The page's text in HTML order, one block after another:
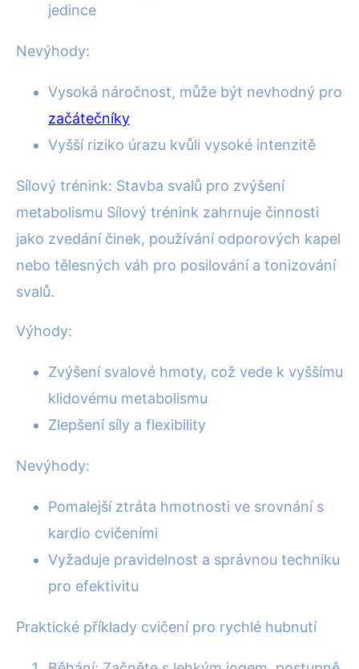
jedince
Nevýhody:
Vysoká náročnost, může být nevhodný pro
začátečníky
Vyšší riziko úrazu kvůli vysoké intenzitě
Sílový trénink: Stavba svalů pro zvýšení
metabolismu Sílový trénink zahrnuje činnosti
jako zvedání činek, používání odporových kapel
nebo tělesných váh pro posilování a tonizování
svalů.
Výhody:
Zvýšení svalové hmoty, což vede k vyššímu
klidovému metabolismu
Zlepšení síly a flexibility
Nevýhody:
Pomalejší ztráta hmotnosti ve srovnání s
kardio cvičeními
Vyžaduje pravidelnost a správnou techniku
pro efektivitu
Praktické příklady cvičení pro rychlé hubnutí